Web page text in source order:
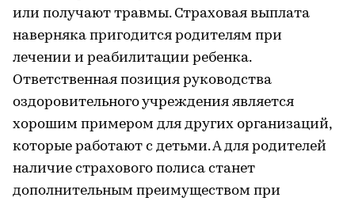
или получают травмы. Страховая выплата
наверняка пригодится родителям при
лечении и реабилитации ребенка.
Ответственная позиция руководства
оздоровительного учреждения является
хорошим примером для других организаций,
которые работают с детьми. А для родителей
наличие страхового полиса станет
дополнительным преимуществом при